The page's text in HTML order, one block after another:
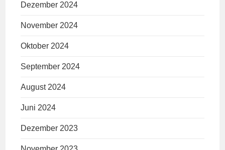
Dezember 2024
November 2024
Oktober 2024
September 2024
August 2024
Juni 2024
Dezember 2023